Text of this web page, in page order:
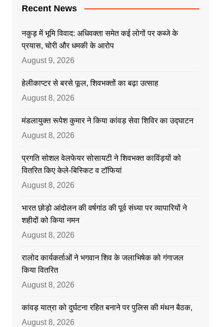
Recent News
नकुड़ में भूमि विवाद: अधिवक्ता समेत कई लोगों पर कब्जे के
प्रयास, चोरी और धमकी के आरोप
August 9, 2026
हेलीकाप्टर से बरसे फूल, शिवभक्तों का बढ़ा उत्साह
August 8, 2026
मंडलायुक्त रूपेश कुमार ने किया कांवड़ सेवा शिविर का उद्घाटन
August 8, 2026
प्रगति सोशल वेलफेयर सोसायटी ने शिवभक्त काविंड़यों को
वितरित किए केले-बिस्किट व टॉफियां
August 8, 2026
भारत छोड़ो आंदोलन की वर्षगांठ की पूर्व संध्या पर व्यापारियों ने
शहीदों को किया नमन
August 8, 2026
रालोद कार्यकर्ताओं ने भगवान शिव के जलाभिषेक को गंगाजल
किया वितरित
August 8, 2026
कांवड़ यात्रा को दुर्घटना रहित बनाने पर पुलिस की मंथन बैठक,
August 8, 2026